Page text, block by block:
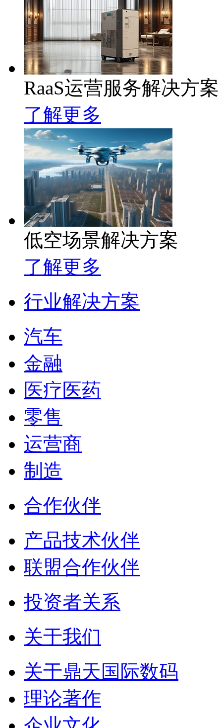
RaaS运营服务解决方案
了解更多
低空场景解决方案
了解更多
行业解决方案
汽车
金融
医疗医药
零售
运营商
制造
合作伙伴
产品技术伙伴
联盟合作伙伴
投资者关系
关于我们
关于鼎天国际数码
理论著作